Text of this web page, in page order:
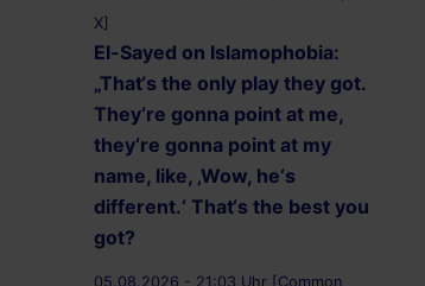
X]
El-Sayed on Islamophobia:
„That‘s the only play they got.
They‘re gonna point at me,
they‘re gonna point at my
name, like, ‚Wow, he‘s
different.‘ That‘s the best you
got?
05.08.2026 - 21:03 Uhr [Common